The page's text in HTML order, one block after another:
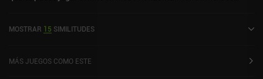
MOSTRAR 15 SIMILITUDES
MÁS JUEGOS COMO ESTE